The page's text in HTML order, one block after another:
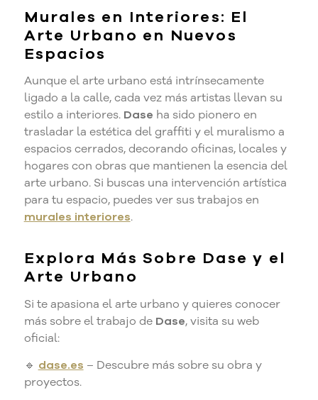
Murales en Interiores: El
Arte Urbano en Nuevos
Espacios
Aunque el arte urbano está intrínsecamente
ligado a la calle, cada vez más artistas llevan su
estilo a interiores. Dase ha sido pionero en
trasladar la estética del graffiti y el muralismo a
espacios cerrados, decorando oficinas, locales y
hogares con obras que mantienen la esencia del
arte urbano. Si buscas una intervención artística
para tu espacio, puedes ver sus trabajos en
murales interiores.
Explora Más Sobre Dase y el
Arte Urbano
Si te apasiona el arte urbano y quieres conocer
más sobre el trabajo de Dase, visita su web
oficial:
🔹 dase.es – Descubre más sobre su obra y
proyectos.